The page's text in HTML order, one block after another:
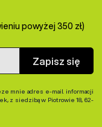
powyżej 350 zł)
Zapisz się
mnie adres e-mail informacji
z siedzibą w Piotrowie 18, 62-